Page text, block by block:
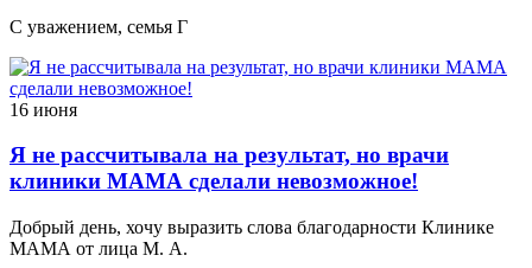
С уважением, семья Г
16 июня
Я не рассчитывала на результат, но врачи
клиники МАМА сделали невозможное!
Добрый день, хочу выразить слова благодарности Клинике
МАМА от лица М. А.